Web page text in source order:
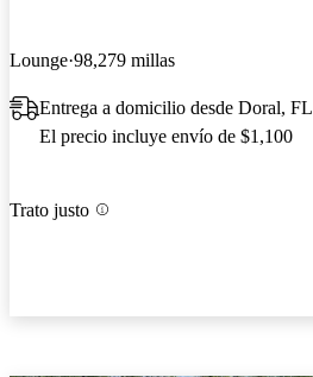
Lounge 98,279 millas
Entrega a domicilio desde Doral, FL
El precio incluye envío de $1,100
Trato justo